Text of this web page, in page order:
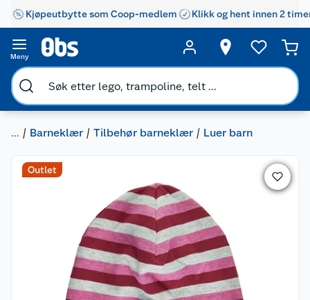
Kjøpeutbytte som Coop-medlem Klikk og hent innen 2
Meny
... Barneklær Tilbehør barneklær Luer barn
Outlet